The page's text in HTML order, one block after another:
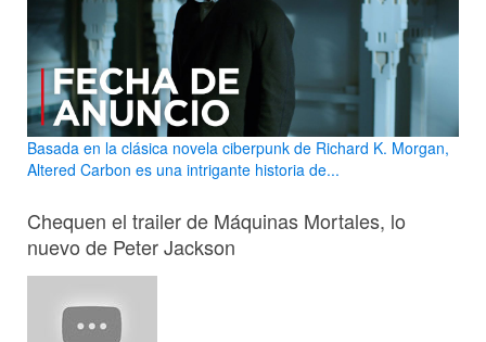
Basada en la clásica novela ciberpunk de Richard K. Morgan,
Altered Carbon es una intrigante historia de...
Chequen el trailer de Máquinas Mortales, lo
nuevo de Peter Jackson